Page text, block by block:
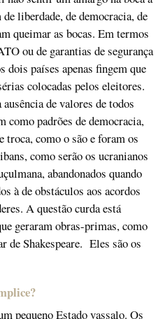
liberdade, de democracia, de
queimar as bocas. Em termos
ou de garantias de segurança
dois países apenas fingem que
colocadas pelos eleitores.
de valores de todos
como padrões de democracia,
troca, como o são e foram os
como serão os ucranianos
abandonados quando
à de obstáculos aos acordos
A questão curda está
geraram obras-primas, como
de Shakespeare. Eles são os
pequeno Estado vassalo. Os